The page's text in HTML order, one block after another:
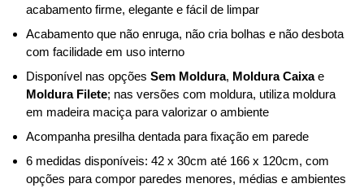
acabamento firme, elegante e fácil de limpar
Acabamento que não enruga, não cria bolhas e não desbota
com facilidade em uso interno
Disponível nas opções Sem Moldura, Moldura Caixae
Moldura Filete; nas versões com moldura, utiliza moldura
em madeira maciça para valorizar o ambiente
Acompanha presilha dentada para fixação em parede
6 medidas disponíveis: 42 x 30cm até 166 x 120cm, com
opções para compor paredes menores, médias e ambientes